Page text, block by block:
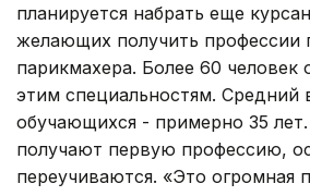
планируется набрать еще
желающих получить профессии
парикмахера. Более 60 человек
этим специальностям. Средний
обучающихся - примерно 35
получают первую профессию,
переучиваются. «Это огромная